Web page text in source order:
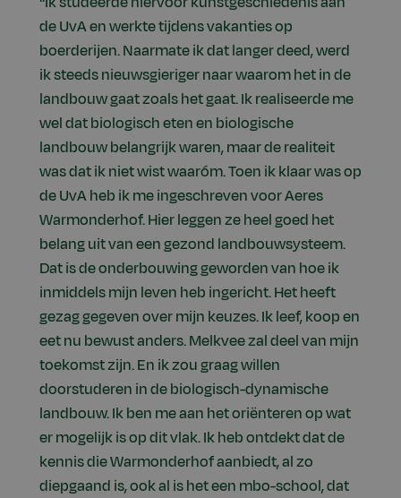
de UvA en werkte tijdens vakanties op
boerderijen. Naarmate ik dat langer deed, werd
ik steeds nieuwsgieriger naar waarom het in de
landbouw gaat zoals het gaat. Ik realiseerde me
wel dat biologisch eten en biologische
landbouw belangrijk waren, maar de realiteit
was dat ik niet wist waaróm. Toen ik klaar was op
de UvA heb ik me ingeschreven voor Aeres
Warmonderhof. Hier leggen ze heel goed het
belang uit van een gezond landbouwsysteem.
Dat is de onderbouwing geworden van hoe ik
inmiddels mijn leven heb ingericht. Het heeft
gezag gegeven over mijn keuzes. Ik leef, koop en
eet nu bewust anders. Melkvee zal deel van mijn
toekomst zijn. En ik zou graag willen
doorstuderen in de biologisch-dynamische
landbouw. Ik ben me aan het oriënteren op wat
er mogelijk is op dit vlak. Ik heb ontdekt dat de
kennis die Warmonderhof aanbiedt, al zo
diepgaand is, ook al is het een mbo-school, dat